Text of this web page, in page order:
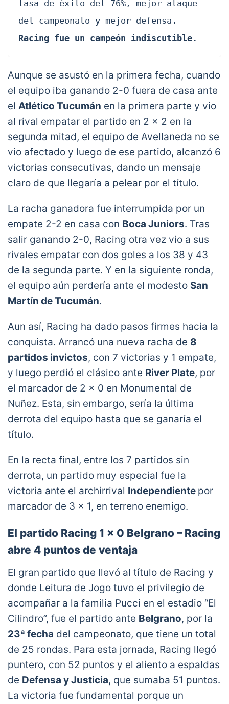
tasa de éxito del 76%, mejor ataque
Racing fue un campeón indiscutible.
Aunque se asustó en la primera fecha, cuando
el equipo iba ganando 2-0 fuera de casa ante
el Atlético Tucumán en la primera parte y vio
al rival empatar el partido en 2 x 2 en la
segunda mitad, el equipo de Avellaneda no se
vio afectado y luego de ese partido, alcanzó 6
victorias consecutivas, dando un mensaje
claro de que llegaría a pelear por el título.
La racha ganadora fue interrumpida por un
empate 2-2 en casa con Boca Juniors. Tras
salir ganando 2-0, Racing otra vez vio a sus
rivales empatar con dos goles a los 38 y 43
de la segunda parte. Y en la siguiente ronda,
el equipo aún perdería ante el modesto San
Martín de Tucumán.
Aun así, Racing ha dado pasos firmes hacia la
conquista. Arrancó una nueva racha de 8
partidos invictos, con 7 victorias y 1 empate,
y luego perdió el clásico ante River Plate, por
el marcador de 2 x 0 en Monumental de
Nuñez. Esta, sin embargo, sería la última
derrota del equipo hasta que se ganaría el
título.
En la recta final, entre los 7 partidos sin
derrota, un partido muy especial fue la
victoria ante el archirrival Independiente por
marcador de 3 x 1, en terreno enemigo.
El partido Racing 1 x 0 Belgrano – Racing
abre 4 puntos de ventaja
El gran partido que llevó al título de Racing y
donde Leitura de Jogo tuvo el privilegio de
acompañar a la familia Pucci en el estadio “El
Cilindro”, fue el partido ante Belgrano, por la
23ª fecha del campeonato, que tiene un total
de 25 rondas. Para esta jornada, Racing llegó
puntero, con 52 puntos y el aliento a espaldas
de Defensa y Justicia, que sumaba 51 puntos.
La victoria fue fundamental porque un